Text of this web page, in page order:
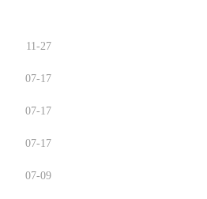
11-27
07-17
07-17
07-17
07-09